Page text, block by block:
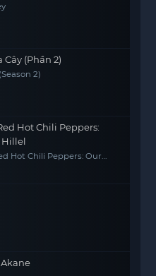
(Phần 2)
2)
Hot Chili Peppers:
Hillel
Hot Chili Peppers: Our
Akane